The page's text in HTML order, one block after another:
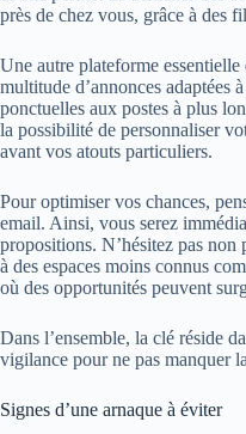
près de chez vous, grâce à des
Une autre plateforme essentielle
multitude d’annonces adaptées
ponctuelles aux postes à plus
la possibilité de personnaliser
avant vos atouts particuliers.
Pour optimiser vos chances,
email. Ainsi, vous serez
propositions. N’hésitez pas non
à des espaces moins connus
où des opportunités peuvent
Dans l’ensemble, la clé réside
vigilance pour ne pas manquer
Signes d’une arnaque à éviter